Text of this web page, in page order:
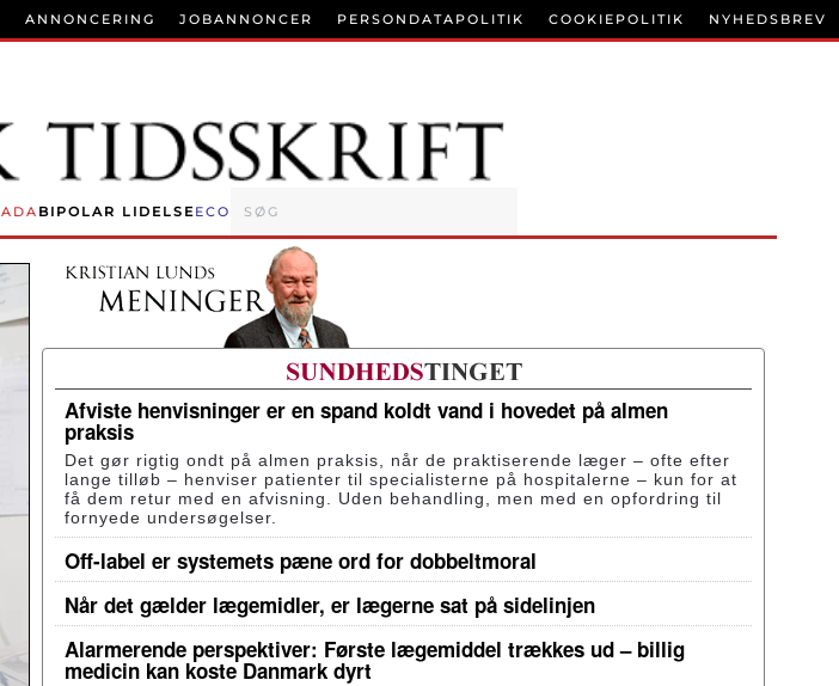
ADA BIPOLAR LIDELSE ECO
ANNONCERING JOBANNONCER PERSONDATAPOLITIK COOKIEPOLITIK NYHEDSBREV
Afviste henvisninger er en spand koldt vand i hovedet på almen
praksis
Det gør rigtig ondt på almen praksis, når de praktiserende læger – ofte efter
lange tilløb – henviser patienter til specialisterne på hospitalerne – kun for at
få dem retur med en afvisning. Uden behandling, men med en opfordring til
fornyede undersøgelser.
Off-label er systemets pæne ord for dobbeltmoral
Når det gælder lægemidler, er lægerne sat på sidelinjen
Alarmerende perspektiver: Første lægemiddel trækkes ud – billig
medicin kan koste Danmark dyrt